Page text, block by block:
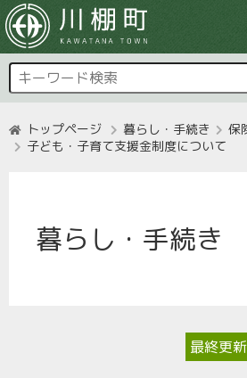
トップページ 暮らし・手続き
保
子ども・子育て支援金制度について
暮らし・手続き
最終更